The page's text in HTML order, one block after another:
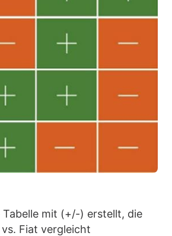
Tabelle mit (+/-) erstellt, die
Fiat vergleicht